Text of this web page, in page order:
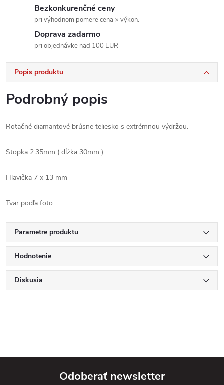
Bezkonkurenčné ceny
pri výhodnom pomere cena × výkon.
Doprava zadarmo
pri objednávke nad 100 EUR
Popis produktu
Podrobný popis
Rotačné diamantové brúsne teliesko s extrémnou výdržou.
Stopka 2.35mm ( dĺžka 30mm )
Hlavička 7 x 13 mm
Tvar podľa foto
Parametre produktu
Hodnotenie
Diskusia
Odoberať newsletter